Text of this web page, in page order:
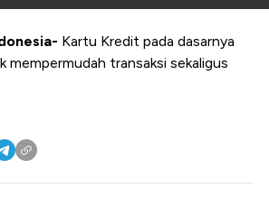
Kartu Kredit pada dasarnya
mempermudah transaksi sekaligus